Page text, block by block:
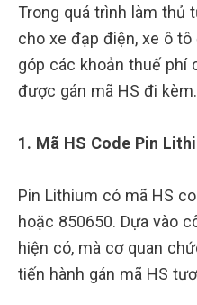
Trong quá trình làm thủ
cho xe đạp điện, xe ô
góp các khoản thuế phí
được gán mã HS đi kèm.
1. Mã HS Code Pin
Pin Lithium có mã HS
hoặc 850650. Dựa vào
hiện có, mà cơ quan
tiến hành gán mã HS